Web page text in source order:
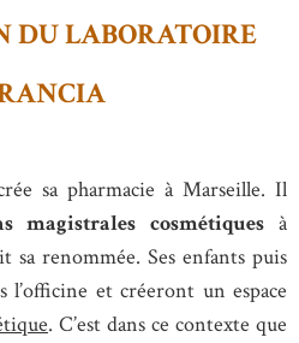
DU LABORATOIRE
sa pharmacie à Marseille. Il
magistrales cosmétiques à
sa renommée. Ses enfants puis
et créeront un espace
. C’est dans ce contexte que